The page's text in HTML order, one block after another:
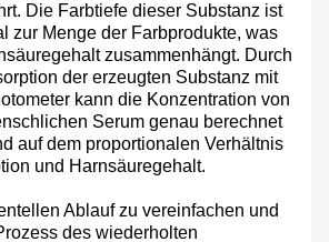
Die Farbtiefe dieser Substanz ist
zur Menge der Farbprodukte, was
zusammenhängt. Durch
der erzeugten Substanz mit
kann die Konzentration von
Serum genau berechnet
auf dem proportionalen Verhältnis
und Harnsäuregehalt.
Ablauf zu vereinfachen und
des wiederholten